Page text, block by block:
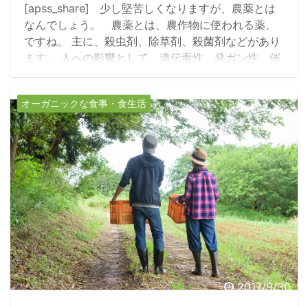
[apss_share] 少し堅苦しくなりますが、農薬とは
なんでしょう。 農薬とは、農作物に使われる薬、
ですね。 主に、殺虫剤、除草剤、殺菌剤などがあり
ます。 人への影響として、遺伝毒性、発ガン性、催
奇形性などが指摘されていますし、 活性酸素の問題
うではなく、毎日のように摂り入れるからこそ、ジ
ワジワとした影響が気になります。 でも、こういっ
た個人に及ぶ影響は、農薬の影響のほんの一部でも
あります。 農薬について、多くの方は何かしらの ...
オーガニックな食事・食生活
2017/9/30